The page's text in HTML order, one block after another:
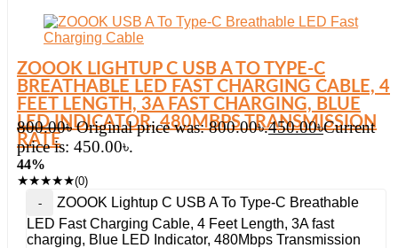
ZOOOK LIGHTUP C USB A TO TYPE-C
BREATHABLE LED FAST CHARGING CABLE, 4
FEET LENGTH, 3A FAST CHARGING, BLUE
LED INDICATOR, 480MBPS TRANSMISSION
RATE
800.00৳ Original price was: 800.00৳.450.00৳Current
price is: 450.00৳.
44%
★★★★★(0)
ZOOOK Lightup C USB A To Type-C Breathable
LED Fast Charging Cable, 4 Feet Length, 3A fast
charging, Blue LED Indicator, 480Mbps Transmission